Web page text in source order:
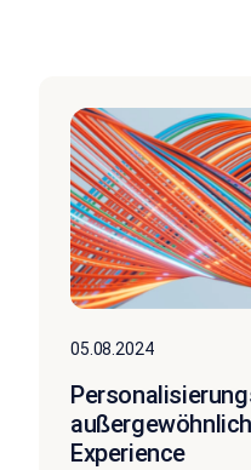
05.08.2024
Experience